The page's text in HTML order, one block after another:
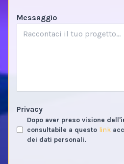
Messaggio
Privacy
Dopo aver preso visione
consultabile a questo link
dei dati personali.